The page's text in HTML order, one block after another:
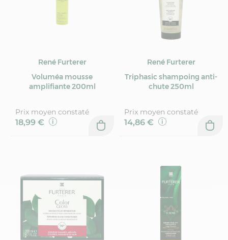
René Furterer
Voluméa mousse
amplifiante 200ml
Prix moyen constaté
18,99 €
René Furterer
Triphasic shampoing anti-
chute 250ml
Prix moyen constaté
14,86 €